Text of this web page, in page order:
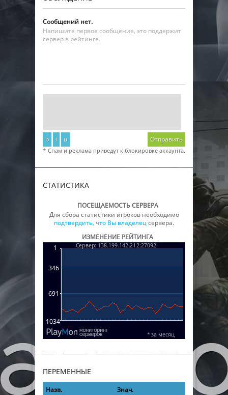
Сообщений нет.
Напишите первое сообщение, это поддержит
сервер в рейтинге.
b i u Отправить
* Спам и реклама приведут к блокировке аккаунта.
СТАТИСТИКА
ПОСЕЩАЕМОСТЬ СЕРВЕРА
Для сбора статистики игроков необходимо
подтвердить, что Вы владелецсервера.
ИЗМЕНЕНИЕ РЕЙТИНГА
ПЕРЕМЕННЫЕ
Назв.
Знач.